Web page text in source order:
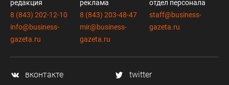
редакция
8 (843) 202-12-10
info@business-
gazeta.ru
реклама
8 (843) 203-48-47
mir@business-
gazeta.ru
отдел персонала
staff@business-
gazeta.ru
вконтакте
twitter